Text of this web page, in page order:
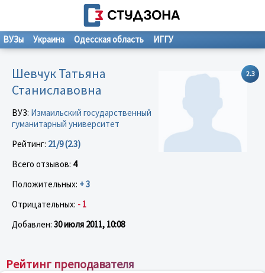
ВУЗы Украина Одесская область ИГГУ
2.3
Шевчук Татьяна
Станиславовна
ВУЗ: Измаильский государственный
гуманитарный университет
Рейтинг: 21/9 (2.3)
Всего отзывов: 4
Положительных: + 3
Отрицательных: - 1
Добавлен: 30 июля 2011, 10:08
Рейтинг преподавателя